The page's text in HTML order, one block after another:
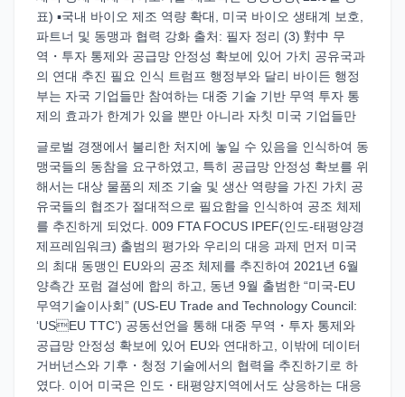
표) ▪국내 바이오 제조 역량 확대, 미국 바이오 생태계 보호,
파트너 및 동맹과 협력 강화 출처: 필자 정리 (3) 對中 무
역・투자 통제와 공급망 안정성 확보에 있어 가치 공유국과
의 연대 추진 필요 인식 트럼프 행정부와 달리 바이든 행정
부는 자국 기업들만 참여하는 대중 기술 기반 무역 투자 통
제의 효과가 한계가 있을 뿐만 아니라 자칫 미국 기업들만
글로벌 경쟁에서 불리한 처지에 놓일 수 있음을 인식하여 동
맹국들의 동참을 요구하였고, 특히 공급망 안정성 확보를 위
해서는 대상 물품의 제조 기술 및 생산 역량을 가진 가치 공
유국들의 협조가 절대적으로 필요함을 인식하여 공조 체제
를 추진하게 되었다. 009 FTA FOCUS IPEF(인도-태평양경
제프레임워크) 출범의 평가와 우리의 대응 과제 먼저 미국
의 최대 동맹인 EU와의 공조 체제를 추진하여 2021년 6월
양측간 포럼 결성에 합의 하고, 동년 9월 출범한 “미국-EU
무역기술이사회” (US-EU Trade and Technology Council:
‘USEU TTC’) 공동선언을 통해 대중 무역・투자 통제와
공급망 안정성 확보에 있어 EU와 연대하고, 이밖에 데이터
거버넌스와 기후・청정 기술에서의 협력을 추진하기로 하
였다. 이어 미국은 인도・태평양지역에서도 상응하는 대응